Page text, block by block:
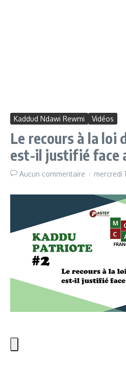
Kaddud Ndawi Rewmi Vidéos
Le recours à la loi
est-il justifié face
Aucun commentaire mercredi